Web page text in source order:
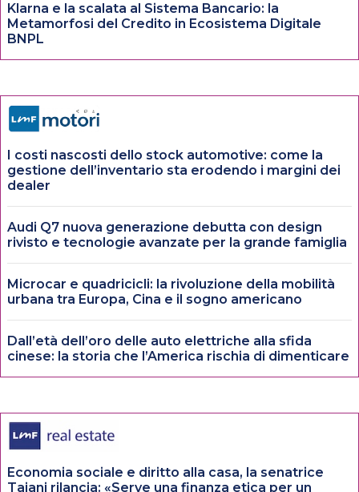
Klarna e la scalata al Sistema Bancario: la
Metamorfosi del Credito in Ecosistema Digitale
BNPL
I costi nascosti dello stock automotive: come la
gestione dell’inventario sta erodendo i margini dei
dealer
Audi Q7 nuova generazione debutta con design
rivisto e tecnologie avanzate per la grande famiglia
Microcar e quadricicli: la rivoluzione della mobilità
urbana tra Europa, Cina e il sogno americano
Dall’età dell’oro delle auto elettriche alla sfida
cinese: la storia che l’America rischia di dimenticare
Economia sociale e diritto alla casa, la senatrice
Tajani rilancia: «Serve una finanza etica per un